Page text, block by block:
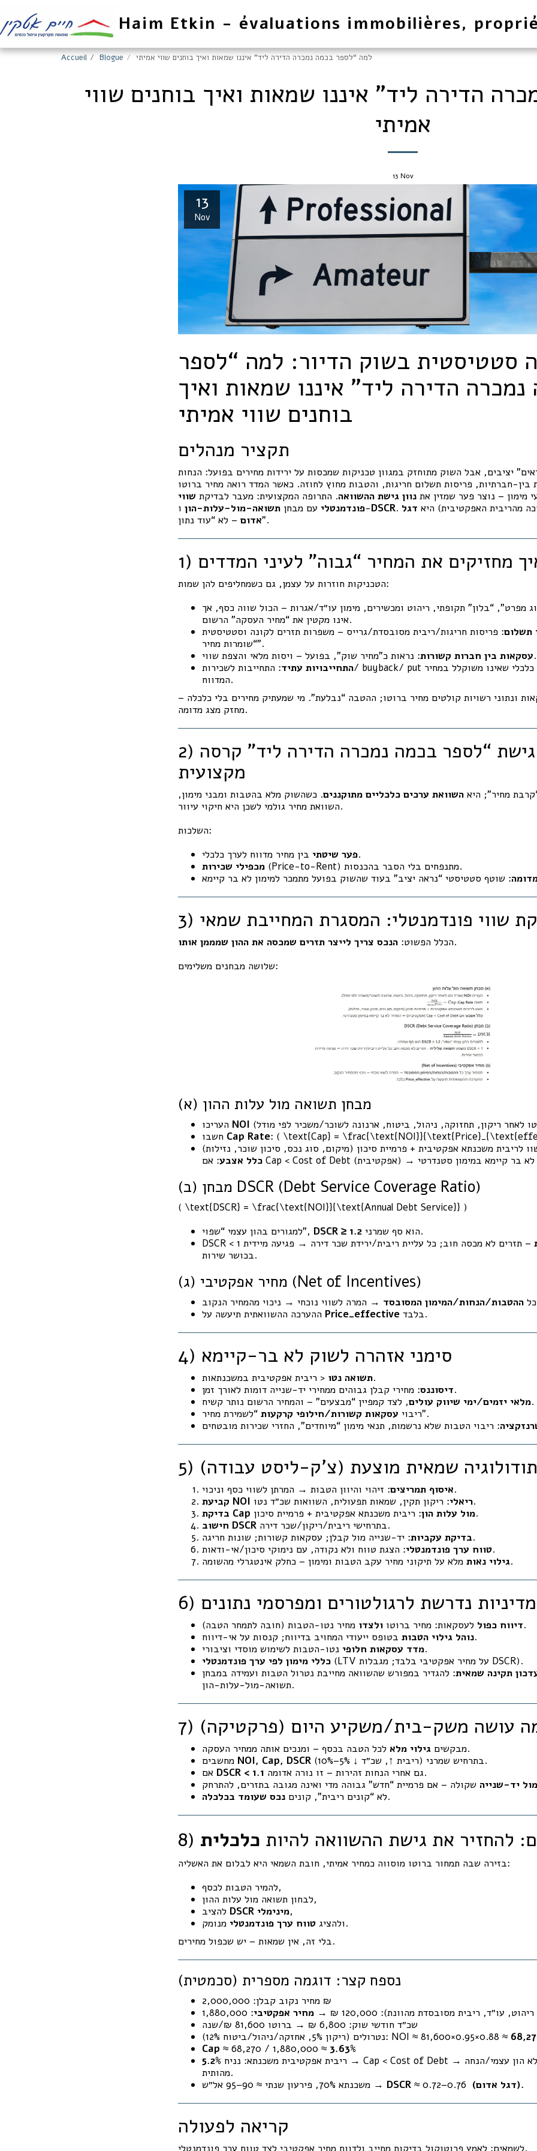
Haim Etkin - évaluations immobilières,
Accueil Blogue למה “לספר בכמה נמכרה הדירה ליד” איננו שמאות ואיך בוחנים שווי אמיתי
הדירה ליד” איננו שמאות ואיך בוחנים שווי
אמיתי
13 Nov
13
Nov
סטטיסטית בשוק הדיור: למה “לספר
הדירה ליד” איננו שמאות ואיך
בוחנים שווי אמיתי
תקציר מנהלים
יציבים, אבל השוק מתוחזק במגוון טכניקות שמכסות על ירידות מחירים בפועל: הנחות
בין-חברתיות, פריסות תשלום חריגות, והטבות מחוץ לחוזה. כאשר המדד רואה מחיר ברוטו
מימון – נוצר פער שמזין את נוון גישת ההשוואה. התרופה המקצועית: מעבר לבדיקת שווי
פונדמנטלי עם מבחן תשואה-מול-עלות-הון ו-DSCR מהריבית האפקטיבית) היא דגל
אדום– לא “עוד נתון”.
איך מחזיקים את המחיר “גבוה” לעיני המדדים
הטכניקות חוזרות על עצמן, גם כשמחליפים להן שמות:
מפרט”, “בלון” תקופתי, ריהוט ומכשירים, מימון עו״ד/אגרות – הכול שווה כסף, אך
אינו מקטין את “מחיר העסקה” הרשום.
תשלום: פריסות חריגות/ריבית מסובסדת/גרייס – משפרות תזרים לקונה וסטטיסטית
“שומרות מחיר”.
עסקאות בין חברות קשורות: נראות כ”מחיר שוק”, בפועל – ויסות מלאי והצפת שווי.
התחייבויות עתיד: התחייבות לשכירות/ buyback/ put אופציונלי – ערך כלכלי שאינו משוקלל במחיר
המדווח.
ונתוני רשויות קולטים מחיר ברוטו; ההטבה “נבלעת”. מי שמעתיק מחירים בלי כלכלה –
מחזק מצג מדומה.
2) למה גישת “לספר בכמה נמכרה הדירה ליד” קרסה
מקצועית
מחיר”; היא השוואת ערכים כלכליים מתוקננים. כשהשוק מלא בהטבות ומבני מימון,
השוואת מחיר גולמי לשכן היא חיקוי עיוור.
השלכות:
פער שיטתיבין מחיר מדווח לערך כלכלי.
מכפילי שכירות
(Price-to-Rent) מתנפחים בלי הסבר בהכנסות.
שווי פונדמנטלי: המסגרת המחייבת שמאי
הכלל הפשוט: הנכס צריך לייצר תזרים שמכסה את ההון שמממן אותו
.
שלושה מבחנים משלימים:
(א) מבחן תשואה מול עלות ההון
NOI
Cap Rate: ( \text{Cap} =
כלל אצבע
(ב) מבחן DSCR (Debt Service Coverage Ratio)
( \text{DSCR} = \frac{\text{NOI}}{\text{Annual Debt Service}} )
למגורים בהון עצמי “שפוי”, DSCR ≥ 1.2
הוא סף שמרני.
– תזרים לא מכסה חוב; כל עליית ריבית/ירידת שכר דירה → פגיעה מיידית
בכושר שירות.
(ג) מחיר אפקטיבי (Net of Incentives)
ההטבות/הנחות/המימון המסובסד
Price_effective בלבד.
4) סימני אזהרה לשוק לא בר-קיימא
תשואה נטו< ריבית אפקטיבית במשכנתאות.
דיסוננס: מחירי קבלן גבוהים ממחירי יד-שנייה דומות לאורך זמן.
מלאי יזמים/ימי שיווק עולים, לצד קמפיין “מבצעים” – והמחיר הרשום נותר קשיח.
ריבוי עסקאות קשורות/חילופי קרקעות
“לשמירת מחיר”.
מתודולוגיה שמאית מוצעת (צ’ק-ליסט עבודה)
איסוף תמריצים: זיהוי והיוון הטבות → המרתן לשווי כסף וניכוי.
קביעת NOI ריאלי: ריקון תקין, שמאות תפעולית, השוואות שכ״ד נטו.
בדיקת Cap מול עלות הון: ריבית משכנתא אפקטיבית + פרמיית סיכון.
חישוב DSCR
בתרחישי ריבית/ריקון/שכר דירה.
בדיקת עקביות: יד-שנייה מול קבלן; עסקאות קשורות; שונות חריגה.
טווח ערך פונדמנטלי: הצגת טווח ולא נקודה, עם נימוקי סיכון/אי-ודאות.
גילוי נאותמלא על תיקוני מחיר עקב הטבות ומימון – כחלק אינטגרלי מהשומה.
6) מדיניות נדרשת לרגולטורים ומפרסמי נתונים
דיווח כפול לעסקאות: מחיר ברוטו ולצדו
מחיר נטו-הטבות (חובה לתמחר הטבה).
נוהל גילוי הטבותבטופס ייעודי המחויב בדיווח; קנסות על אי-דיווח.
מדד עסקאות חלופינטו-הטבות לשימוש מוסדי וציבורי.
כללי מימון לפי ערך פונדמנטלי
(LTV על מחיר אפקטיבי בלבד; מגבלות DSCR).
תקינה שמאית: להגדיר במפורש שהשוואה מחייבת נטרול הטבות ועמידה במבחן
תשואה-מול-עלות-הון.
מה עושה משק-בית/משקיע היום (פרקטיקה)
מבקשים גילוי מלא
לכל הטבה בכסף – ומנכים אותה ממחיר העסקה.
NOI, Cap, DSCR
בתרחיש שמרני (ריבית ↑, שכ״ד ↓ 5%–10%).
DSCR < 1.1
גם אחרי הנחות זהירות – זו נורה אדומה.
יד-שנייה
לא “קונים ריבית”, קונים נכס שעומד בכלכלה .
להחזיר את גישת ההשוואה להיות כלכלית
בזירה שבה תמחור ברוטו מוסווה כמחיר אמיתי, חובת השמאי היא לבלום את האשליה:
להמיר הטבות לכסף,
לבחון תשואה מול עלות ההון,
DSCR מינימלי,
ולהציג טווח ערך פונדמנטלי
מנומק.
בלי זה, אין שמאות – יש שכפול מחירים.
נספח קצר: דוגמה מספרית (סכמטית)
מחיר נקוב קבלן: 2,000,000 ₪
עו״ד, ריבית מסובסדת מהוונת): 120,000 ₪ →
מחיר אפקטיבי
שכ״ד חודשי שוק: 6,800 ₪ → ברוטו 81,600 ₪/שנה
נטרולים (ריקון 5%, אחזקה/ניהול/ביטוח 12%): NOI ≈ 81,600×0.95×0.88 ≈
Cap ≈ 68,270 / 1,880,000 ≈ 3.63%
ריבית אפקטיבית משכנתא: נניח 5.2% → Cap < Cost of Debt → הון עצמי/הנחה
מהותית.
משכנתא 70%, פירעון שנתי ≈ 90–95 אל״ש → DSCR ≈ 0.72–0.76 (דגל אדום).
קריאה לפעולה
לשמאים: לאמץ פרוטוקול בדיקות מחייב ולדווח מחיר אפקטיבי לצד טווח ערך פונדמנטלי.